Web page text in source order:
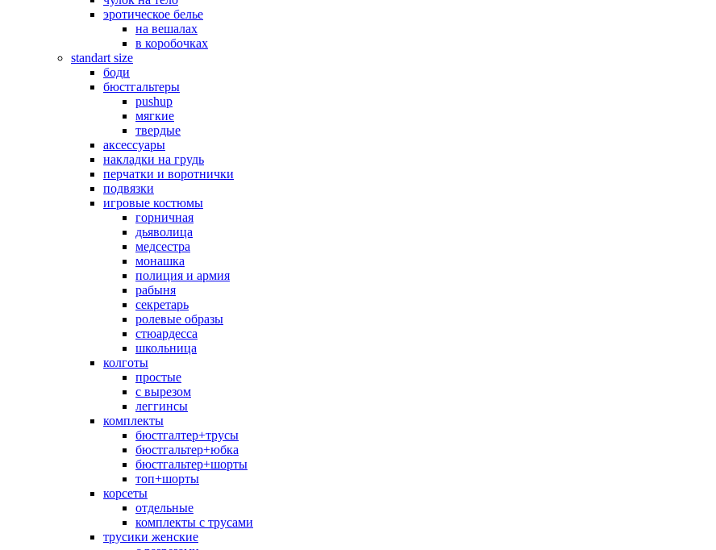
эротическое белье
на вешалах
в коробочках
standart size
боди
бюстгальтеры
pushup
мягкие
твердые
аксессуары
накладки на грудь
перчатки и воротнички
подвязки
игровые костюмы
горничная
дьяволица
медсестра
монашка
полиция и армия
рабыня
секретарь
ролевые образы
стюардесса
школьница
колготы
простые
с вырезом
леггинсы
комплекты
бюстгалтер+трусы
бюстгальтер+юбка
бюстгальтер+шорты
топ+шорты
корсеты
отдельные
комплекты с трусами
трусики женские